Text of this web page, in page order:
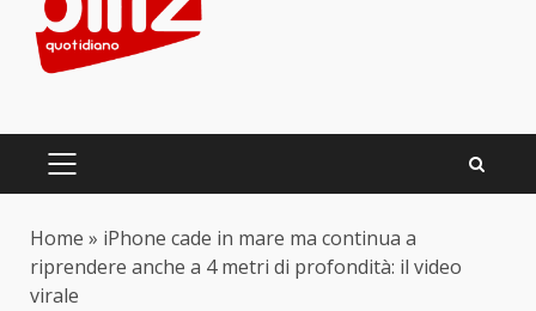
PRIMARY
Home » iPhone cade in mare ma continua a
riprendere anche a 4 metri di profondità: il video
virale